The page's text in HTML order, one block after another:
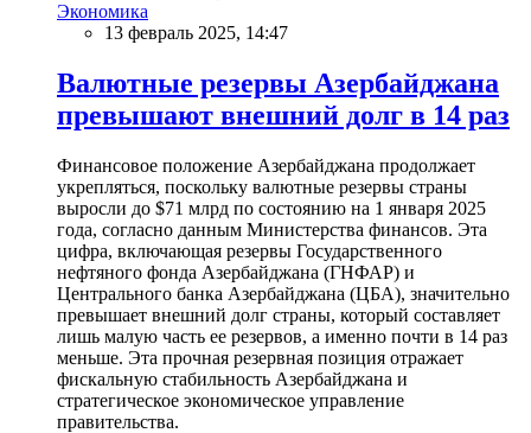
Экономика
13 февраль 2025, 14:47
Валютные резервы Азербайджана
превышают внешний долг в 14 раз
Финансовое положение Азербайджана продолжает
укрепляться, поскольку валютные резервы страны
выросли до $71 млрд по состоянию на 1 января 2025
года, согласно данным Министерства финансов. Эта
цифра, включающая резервы Государственного
нефтяного фонда Азербайджана (ГНФАР) и
Центрального банка Азербайджана (ЦБА), значительно
превышает внешний долг страны, который составляет
лишь малую часть ее резервов, а именно почти в 14 раз
меньше. Эта прочная резервная позиция отражает
фискальную стабильность Азербайджана и
стратегическое экономическое управление
правительства.